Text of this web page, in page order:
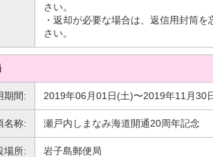
さい。
・返却が必要な場合は、返信用封筒
さい。
期間: 2019年06月01日(土)〜2019年11月30
名称: 瀬戸内しまなみ海道開通20周年記念
場所: 岩子島郵便局